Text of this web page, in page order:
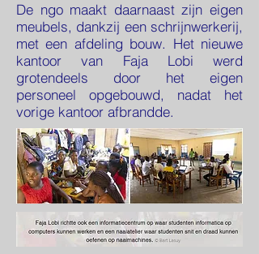
De ngo maakt daarnaast zijn eigen
meubels, dankzij een schrijnwerkerij,
met een afdeling bouw. Het nieuwe
kantoor van Faja Lobi werd
grotendeels door het eigen
personeel opgebouwd, nadat het
vorige kantoor afbrandde.